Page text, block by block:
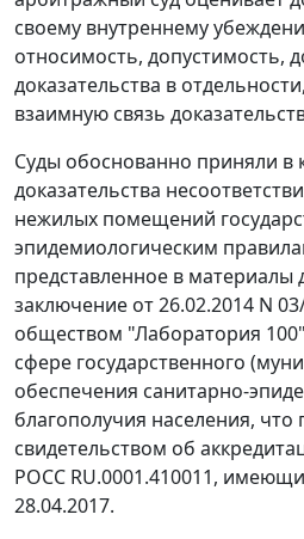
своему внутреннему
относимость, допустимость,
доказательства в
взаимную связь
Суды обоснованно приняли в
доказательства
нежилых помещений
эпидемиологическим
представленное в материалы
заключение от 26.02.2014 N
обществом "Лаборатория
сфере государственного
обеспечения санитарно-
благополучия населения, что
свидетельством об
РОСС RU.0001.410011,
28.04.2017.